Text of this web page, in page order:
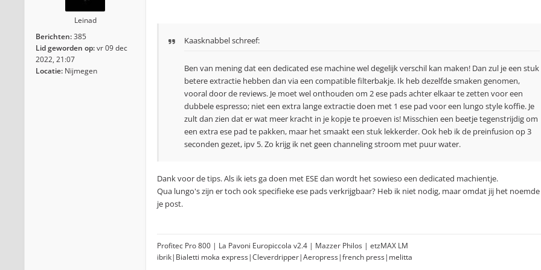
Leinad
Berichten:385
Lid geworden op:vr 09 dec
2022, 21:07
Locatie: Nijmegen
Kaasknabbel schreef:
Ben van mening dat een dedicated ese machine wel degelijk verschil kan maken! Dan zul je een stuk
betere extractie hebben dan via een compatible filterbakje. Ik heb dezelfde smaken genomen,
vooral door de reviews. Je moet wel onthouden om 2 ese pads achter elkaar te zetten voor een
dubbele espresso; niet een extra lange extractie doen met 1 ese pad voor een lungo style koffie. Je
zult dan zien dat er wat meer kracht in je kopje te proeven is! Misschien een beetje tegenstrijdig om
een extra ese pad te pakken, maar het smaakt een stuk lekkerder. Ook heb ik de preinfusion op 3
seconden gezet, ipv 5. Zo krijg ik net geen channeling stroom met puur water.
Dank voor de tips. Als ik iets ga doen met ESE dan wordt het sowieso een dedicated machientje.
Qua lungo's zijn er toch ook specifieke ese pads verkrijgbaar? Heb ik niet nodig, maar omdat jij het
je post.
Profitec Pro 800 | La Pavoni Europiccola v2.4 | Mazzer Philos | etzMAX LM
ibrik|Bialetti moka express|Cleverdripper|Aeropress|french press|melitta